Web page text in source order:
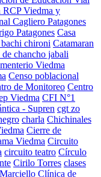
RCP Viedma y
Cagliero Patagones
Patagones Casa
bachi chironi Catamaran
chancho jabali
Viedma
Censo poblacional
de Monitoreo Centro
Viedma CFI N°1
- Supren cgt zo
charla Chichinales
Cierre de
Viedma Circuito
circuito teatro Círculo
Cirilo Torres clases
Clínica de